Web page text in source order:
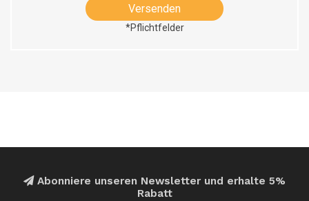
Versenden
*Pflichtfelder
Abonniere unseren Newsletter und erhalte 5%
Rabatt